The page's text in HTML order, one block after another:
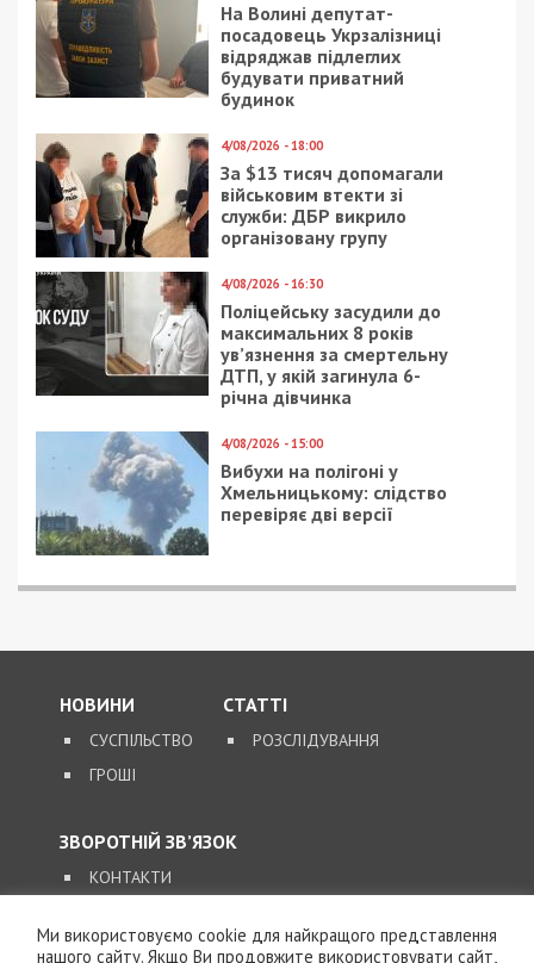
На Волині депутат-
посадовець Укрзалізниці
відряджав підлеглих
будувати приватний
будинок
4/08/2026 - 18:00
За $13 тисяч допомагали
військовим втекти зі
служби: ДБР викрило
організовану групу
4/08/2026 - 16:30
Поліцейську засудили до
максимальних 8 років
ув’язнення за смертельну
ДТП, у якій загинула 6-
річна дівчинка
4/08/2026 - 15:00
Вибухи на полігоні у
Хмельницькому: слідство
перевіряє дві версії
НОВИНИ
СУСПІЛЬСТВО
ГРОШІ
СТАТТІ
РОЗСЛІДУВАННЯ
ЗВОРОТНІЙ ЗВ’ЯЗОК
КОНТАКТИ
SUPPORT@49000.COM.UA
Ми використовуємо cookie для найкращого представлення
нашого сайту. Якщо Ви продовжите використовувати сайт,